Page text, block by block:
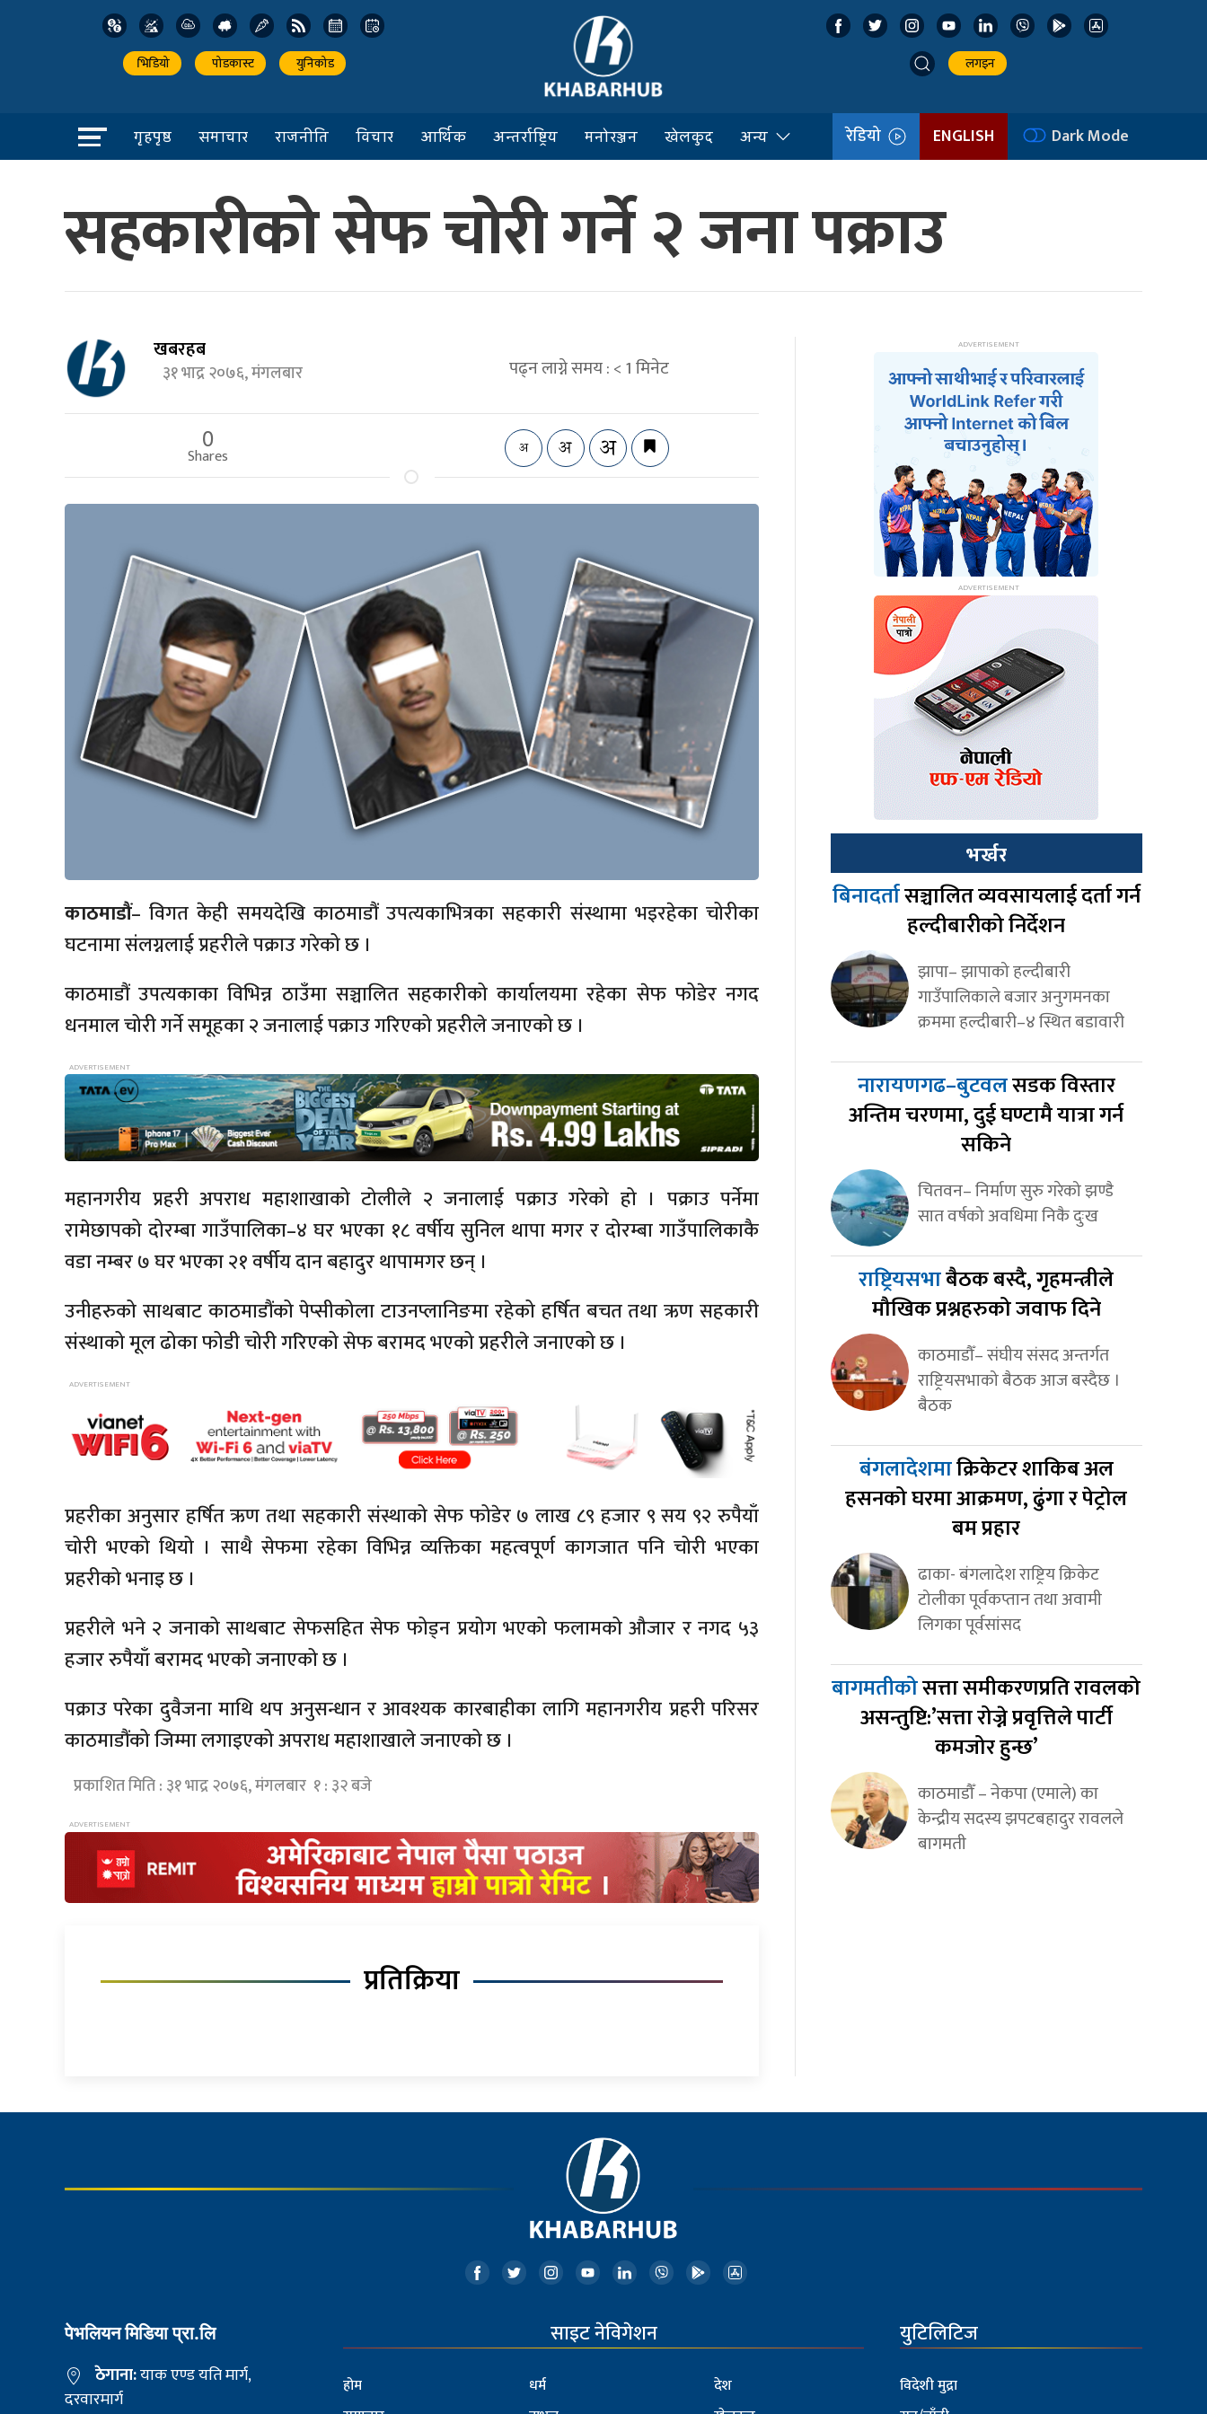
भिडियो पोडकास्ट युनिकोड लगइन
गृहपृष्ठ समाचार राजनीति विचार आर्थिक अन्तर्राष्ट्रिय मनोरञ्जन खेलकुद अन्य रेडियो ENGLISH Dark Mode
सहकारीको सेफ चोरी गर्ने २ जना पक्राउ
खबरहब
३१ भाद्र २०७६, मंगलबार पढ्न लाग्ने समय :< 1मिनेट
0
Shares
काठमाडौं– विगत केही समयदेखि काठमाडौं उपत्यकाभित्रका सहकारी संस्थामा भइरहेका चोरीका
घटनामा संलग्नलाई प्रहरीले पक्राउ गरेको छ ।
काठमाडौं उपत्यकाका विभिन्न ठाउँमा सञ्चालित सहकारीको कार्यालयमा रहेका सेफ फोडेर नगद
धनमाल चोरी गर्ने समूहका २ जनालाई पक्राउ गरिएको प्रहरीले जनाएको छ ।
महानगरीय प्रहरी अपराध महाशाखाको टोलीले २ जनालाई पक्राउ गरेको हो । पक्राउ पर्नेमा
रामेछापको दोरम्बा गाउँपालिका–४ घर भएका १८ वर्षीय सुनिल थापा मगर र दोरम्बा गाउँपालिकाकै
वडा नम्बर ७ घर भएका २१ वर्षीय दान बहादुर थापामगर छन् ।
उनीहरुको साथबाट काठमाडौंको पेप्सीकोला टाउनप्लानिङमा रहेको हर्षित बचत तथा ऋण सहकारी
संस्थाको मूल ढोका फोडी चोरी गरिएको सेफ बरामद भएको प्रहरीले जनाएको छ ।
प्रहरीका अनुसार हर्षित ऋण तथा सहकारी संस्थाको सेफ फोडेर ७ लाख ८९ हजार ९ सय ९२ रुपैयाँ
चोरी भएको थियो । साथै सेफमा रहेका विभिन्न व्यक्तिका महत्वपूर्ण कागजात पनि चोरी भएका
प्रहरीको भनाइ छ ।
प्रहरीले भने २ जनाको साथबाट सेफसहित सेफ फोड्न प्रयोग भएको फलामको औजार र नगद ५३
हजार रुपैयाँ बरामद भएको जनाएको छ ।
पक्राउ परेका दुवैजना माथि थप अनुसन्धान र आवश्यक कारबाहीका लागि महानगरीय प्रहरी परिसर
काठमाडौंको जिम्मा लगाइएको अपराध महाशाखाले जनाएको छ ।
प्रकाशित मिति : ३१ भाद्र २०७६, मंगलबार १ : ३२ बजे
प्रतिक्रिया
भर्खर
बिनादर्तासञ्चालित व्यवसायलाई दर्ता गर्न
हल्दीबारीको निर्देशन
झापा– झापाको हल्दीबारी
गाउँपालिकाले बजार अनुगमनका
क्रममा हल्दीबारी–४ स्थित बडावारी
नारायणगढ–बुटवलसडक विस्तार
अन्तिम चरणमा, दुई घण्टामै यात्रा गर्न
सकिने
चितवन– निर्माण सुरु गरेको झण्डै
सात वर्षको अवधिमा निकै दुःख
राष्ट्रियसभाबैठक बस्दै, गृहमन्त्रीले
मौखिक प्रश्नहरुको जवाफ दिने
काठमाडौँ– संघीय संसद अन्तर्गत
राष्ट्रियसभाको बैठक आज बस्दैछ ।
बैठक
बंगलादेशमाक्रिकेटर शाकिब अल
हसनको घरमा आक्रमण, ढुंगा र पेट्रोल
बम प्रहार
ढाका- बंगलादेश राष्ट्रिय क्रिकेट
टोलीका पूर्वकप्तान तथा अवामी
लिगका पूर्वसांसद
बागमतीकोसत्ता समीकरणप्रति रावलको
असन्तुष्टि:’सत्ता रोज्ने प्रवृत्तिले पार्टी
कमजोर हुन्छ’
काठमाडौँ – नेकपा (एमाले) का
केन्द्रीय सदस्य झपटबहादुर रावलले
बागमती
पेभलियन मिडिया प्रा.लि
ठेगाना:याक एण्ड यति मार्ग,
दरवारमार्ग
साइट नेविगेशन
होम
धर्म
देश
युटिलिटिज
विदेशी मुद्रा